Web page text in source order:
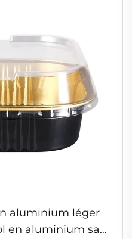
aluminium léger
en aluminium sans